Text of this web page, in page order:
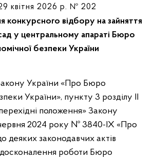
квітня 2026 р. № 202
конкурсного відбору на зайняття
у центральному апараті Бюро
безпеки України
України», пункту 3 розділу ІІ
положення» Закону
2024 року № 3840-IX «Про
деяких законодавчих актів
роботи Бюро